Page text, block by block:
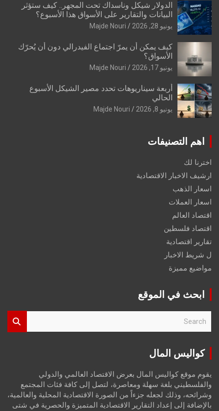
الدولار شيكل وناسداك تحت المجهر.. كيف ستؤثر
البيانات والتقارير على الأسواق هذا الأسبوع؟
يونيو 28, 2026 Majde Nouri
كيف يمكن أن يمرّ اجتماع الفيدرالي دون أن يُحرّك
الأسواق؟
يونيو 17, 2026 Majde Nouri
أربعة سيناريوهات تحدد مصير الشيكل الأسبوع
الحالي
يونيو 8, 2026 Majde Nouri
اهم التصنيفات
اخترنا لك
ارشيف الاخبار الاقتصادية
اسعار الذهب
اسعار العملات
اقتصاد العالم
اقتصاد فلسطين
تقارير اقتصادية
ل شريط الاخبار
مواضيع مميزة
ابحث في الموقع
r
كواليس المال
يقوم موقع كواليس المال بعرض الاقتصاد العالمي والدولي
والفلسطيني بلغة سهلة ومعاصرة، لتصل إلى كافة فئات المجتمع
وشرائحه، وذلك لجعله جزءاً من الصورة الاقتصادية المحلية والعالمية،
بالإضافة إلى إعداد التقارير الاقتصادية المتميزة والحصرية في شتى